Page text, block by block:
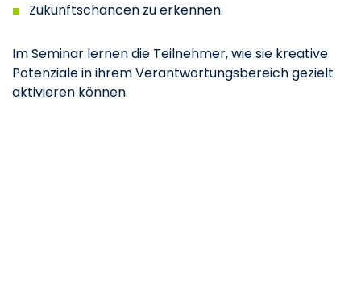
Zukunftschancen zu erkennen.
Im Seminar lernen die Teilnehmer, wie sie kreative
Potenziale in ihrem Verantwortungsbereich gezielt
aktivieren können.